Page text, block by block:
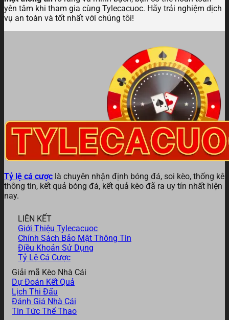
yên tâm khi tham gia cùng Tylecacuoc. Hãy trải nghiệm dịch
vụ an toàn và tốt nhất với chúng tôi!
Tỷ lệ cá cược là chuyên nhận định bóng đá, soi kèo, thống kê
thông tin, kết quả bóng đá, kết quả kèo đã ra uy tín nhất hiện
nay.
LIÊN KẾT
Giới Thiệu Tylecacuoc
Chính Sách Bảo Mật Thông Tin
Điều Khoản Sử Dụng
Tỷ Lệ Cá Cược
Giải mã Kèo Nhà Cái
Dự Đoán Kết Quả
Lịch Thi Đấu
Đánh Giá Nhà Cái
Tin Tức Thể Thao